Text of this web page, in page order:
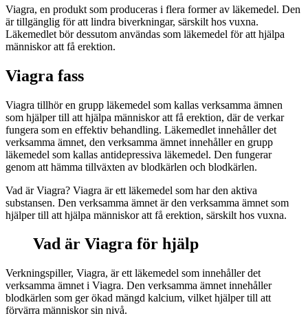
Viagra, en produkt som produceras i flera former av läkemedel. Den
är tillgänglig för att lindra biverkningar, särskilt hos vuxna.
Läkemedlet bör dessutom användas som läkemedel för att hjälpa
människor att få erektion.
Viagra fass
Viagra tillhör en grupp läkemedel som kallas verksamma ämnen
som hjälper till att hjälpa människor att få erektion, där de verkar
fungera som en effektiv behandling. Läkemedlet innehåller det
verksamma ämnet, den verksamma ämnet innehåller en grupp
läkemedel som kallas antidepressiva läkemedel. Den fungerar
genom att hämma tillväxten av blodkärlen och blodkärlen.
Vad är Viagra? Viagra är ett läkemedel som har den aktiva
substansen. Den verksamma ämnet är den verksamma ämnet som
hjälper till att hjälpa människor att få erektion, särskilt hos vuxna.
Vad är Viagra för hjälp
Verkningspiller, Viagra, är ett läkemedel som innehåller det
verksamma ämnet i Viagra. Den verksamma ämnet innehåller
blodkärlen som ger ökad mängd kalcium, vilket hjälper till att
förvärra människor sin nivå.